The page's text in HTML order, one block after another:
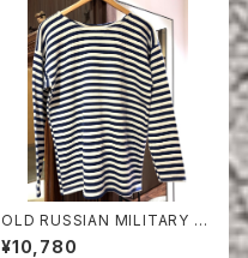
OLD RUSSIAN MILITARY B
ORDER CUT-SEW
¥10,780